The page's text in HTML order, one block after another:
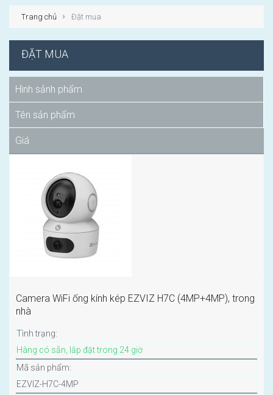
Trang chủ Đặt mua
ĐẶT MUA
Hình sảnh phẩm
Tên sản phẩm
Giá
Camera WiFi ống kính kép EZVIZ H7C (4MP+4MP), trong
nhà
Tình trạng:
Hàng có sẵn, lắp đặt trong 24 giờ
Mã sản phẩm:
EZVIZ-H7C-4MP